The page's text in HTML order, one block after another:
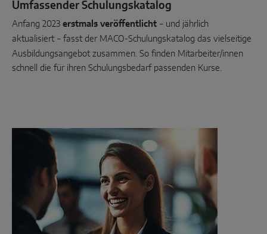
Umfassender Schulungskatalog
Anfang 2023 erstmals veröffentlicht – und jährlich
aktualisiert – fasst der MACO-Schulungskatalog das vielseitige
Ausbildungsangebot zusammen. So finden Mitarbeiter/innen
schnell die für ihren Schulungsbedarf passenden Kurse.